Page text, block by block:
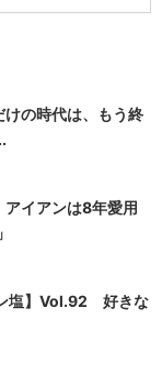
けの時代は、もう終
イアンは8年愛用
ン塩】Vol.92 好きな